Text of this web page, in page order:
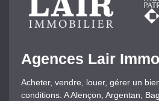
Agences Lair
Acheter, vendre, louer, gérer un
conditions. A Alençon, Argentan,